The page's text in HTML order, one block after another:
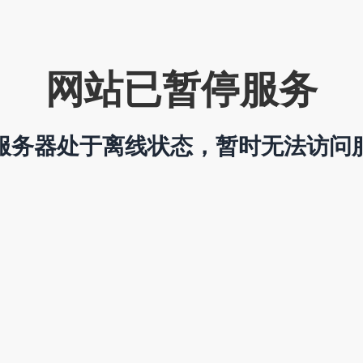
网站已暂停服务
务器处于离线状态，暂时无法访问